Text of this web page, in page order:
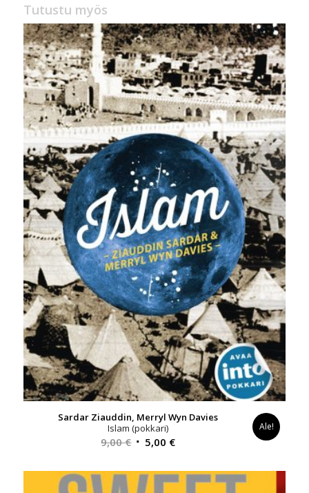
Tutustu myös
Sardar Ziauddin, Merryl Wyn Davies
Islam (pokkari)
9,00€ Alkuperäinen
oli:
5,00 €Nykyinen
on:
Ale!